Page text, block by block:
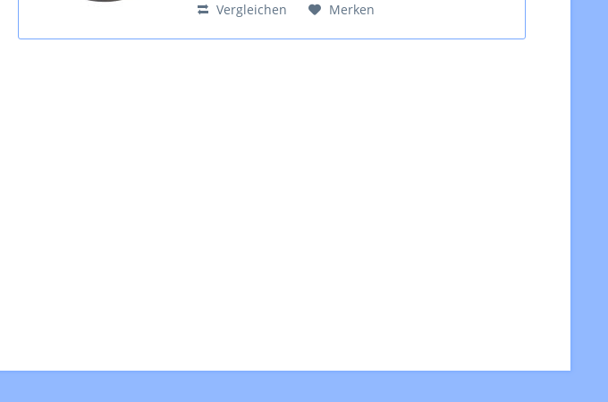
Vergleichen Merken